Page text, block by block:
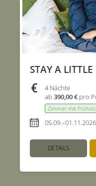
STAY A
4 Nächte
ab 390,00 € pro
Zimmer mit
05.09.–01.11.2026
DETAILS